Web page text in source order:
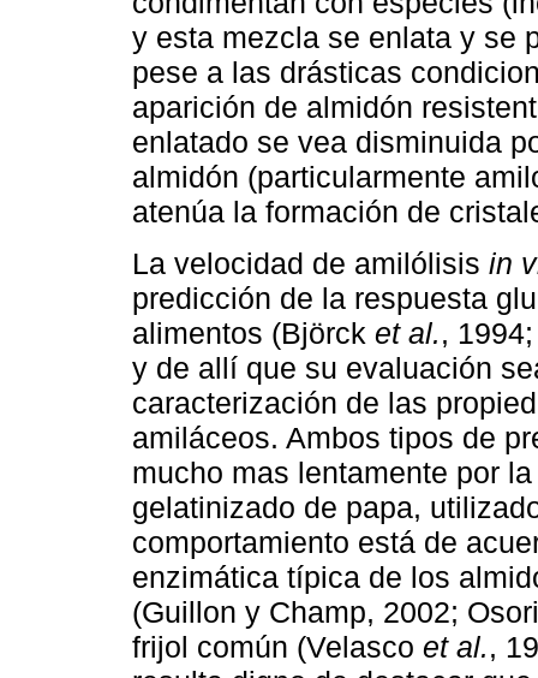
y esta mezcla se enlata y se
pese a las drásticas
aparición de almidón
enlatado se vea disminuida
almidón (particularmente
atenúa la formación de
La velocidad de amilólisis in
predicción de la respuesta
alimentos (Björck et al.,
y de allí que su evaluación
caracterización de las
amiláceos. Ambos tipos de
mucho mas lentamente por
gelatinizado de papa,
comportamiento está de
enzimática típica de los
(Guillon y Champ, 2002;
frijol común (Velasco et al.,